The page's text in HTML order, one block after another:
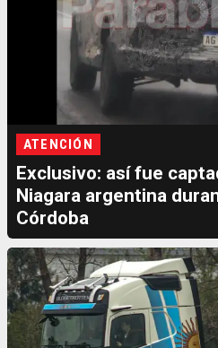
ATENCIÓN
Exclusivo: así fue
Niagara argentina
Córdoba